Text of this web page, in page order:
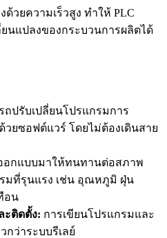
วยความเร็วสูง ทำให้ PLC
นแปลงของกระบวนการผลิตได้
ถปรับเปลี่ยนโปรแกรมการ
วยซอฟต์แวร์ โดยไม่ต้องเดินสาย
อกแบบมาให้ทนทานต่อสภาพ
มที่รุนแรง เช่น อุณหภูมิ ฝุ่น
อน
ะติดตั้ง: การเขียนโปรแกรมและ
กว่าระบบรีเลย์